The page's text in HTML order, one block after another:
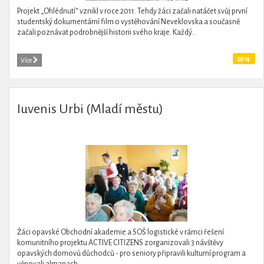
Projekt „Ohlédnutí“ vznikl v roce 2011. Tehdy žáci začali natáčet svůj první
studentský dokumentární film o vystěhování Neveklovska a současně
začali poznávat podrobnější historii svého kraje. Každý...
Více 2014
Iuvenis Urbi (Mladí městu)
Žáci opavské Obchodní akademie a SOŠ logistické v rámci řešení
komunitního projektu ACTIVE CITIZENS zorganizovali 3 návštěvy
opavských domovů důchodců - pro seniory připravili kulturní program a